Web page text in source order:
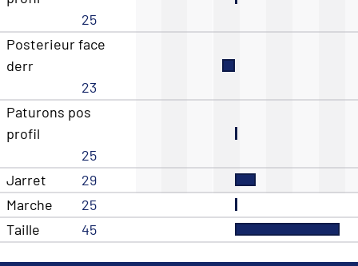
25
Posterieur face
derr
23
Paturons pos
profil
25
Jarret
29
Marche
25
Taille
45